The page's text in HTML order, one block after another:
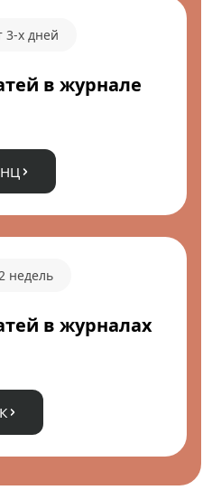
3-х дней
в журнале
недель
в журналах